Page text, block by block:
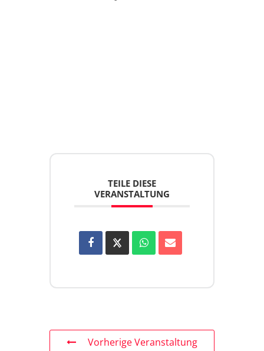
TEILE DIESE
VERANSTALTUNG
Vorherige Veranstaltung